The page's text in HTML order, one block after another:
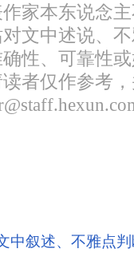
作家本东说念
文中述说、
性、可靠性
者仅作参考
中叙述、不雅点